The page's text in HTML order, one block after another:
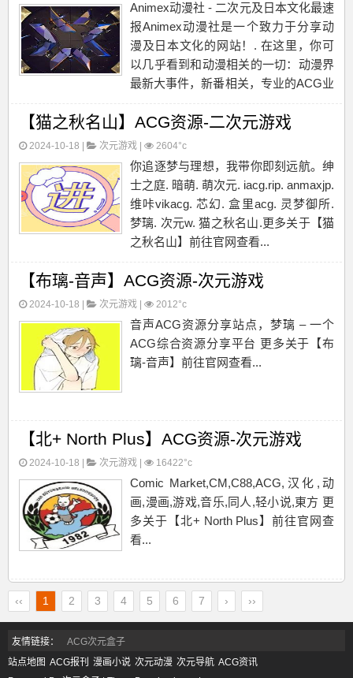
Animex动漫社 - 二次元及日本文化最速
报Animex动漫社是一个致力于分享动
漫及日本文化的网站！. 在这里，你可
以几乎看到和动漫相关的一切：动漫界
最新大事件，新番相关，专业的ACG业
【Animex动漫社】前往官网查看...
【猫之秋名山】ACG资源-二次元游戏
2024-10-18 | 次元游戏 2604°c
你追逐梦与理想，我带你即刻远航。绅
士之庭. 暗萌. 萌次元. iacg.rip. anmaxjp.
维咔vikacg. 芯幻. 盒里acg. 灵梦御所.
梦璃. 次元w. 猫之秋名山.更多关于【猫
之秋名山】前往官网查看...
【布璃-音声】ACG资源-次元游戏
2024-10-18 | 次元游戏 2012°c
音声ACG资源分享站点，梦璃 – 一个
ACG综合资源分享平台 更多关于【布
璃-音声】前往官网查看...
【北+ North Plus】ACG资源-次元游戏
2024-10-18 | 次元游戏 16422°c
Comic Market,CM,C88,ACG,汉化,动
画,漫画,游戏,音乐,同人,轻小说,東方 更
多关于【北+ North Plus】前往官网查
看...
‹‹ 1 2 3 4 5 6 7 › ››
友情链接：
ACG次元盒子
站点地图 ACG报刊 漫画小说 次元动漫 次元导航 ACG资讯